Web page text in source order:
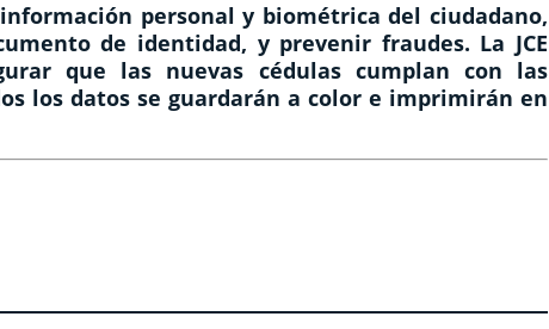
personal y biométrica del ciudadano,
de identidad, y prevenir fraudes. La JCE
que las nuevas cédulas cumplan con las
los datos se guardarán a color e imprimirán en